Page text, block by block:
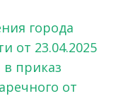
города
от 23.04.2025
приказ
от